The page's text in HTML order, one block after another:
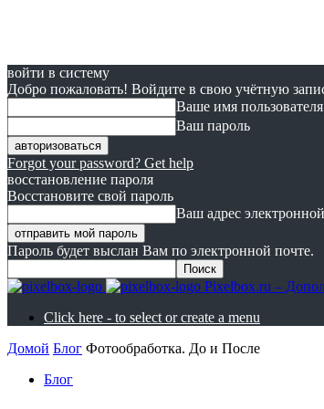
войти в систему
Добро пожаловать! Войдите в свою учётную
Ваше имя пользователя
Ваш пароль
Forgot your password? Get help
восстановление пароля
Восстановите свой пароль
Ваш адрес
Пароль будет выслан Вам по электронной почте.
Pixelbox.ru –
Click here - to select or create a menu
Домой Блог Фотообработка. До и После
Блог